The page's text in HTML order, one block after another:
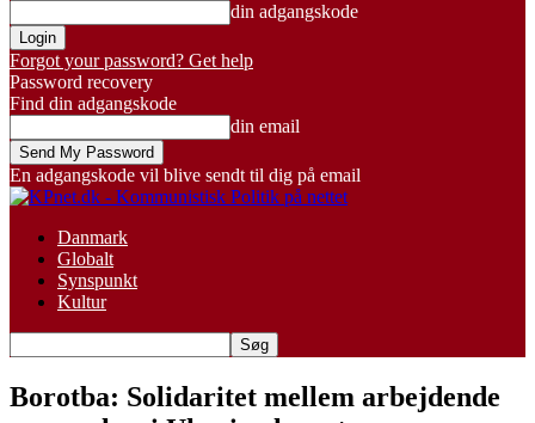
din adgangskode
Forgot your password? Get help
Password recovery
Find din adgangskode
din email
En adgangskode vil blive sendt til dig på email
Danmark
Globalt
Synspunkt
Kultur
Borotba: Solidaritet mellem arbejdende